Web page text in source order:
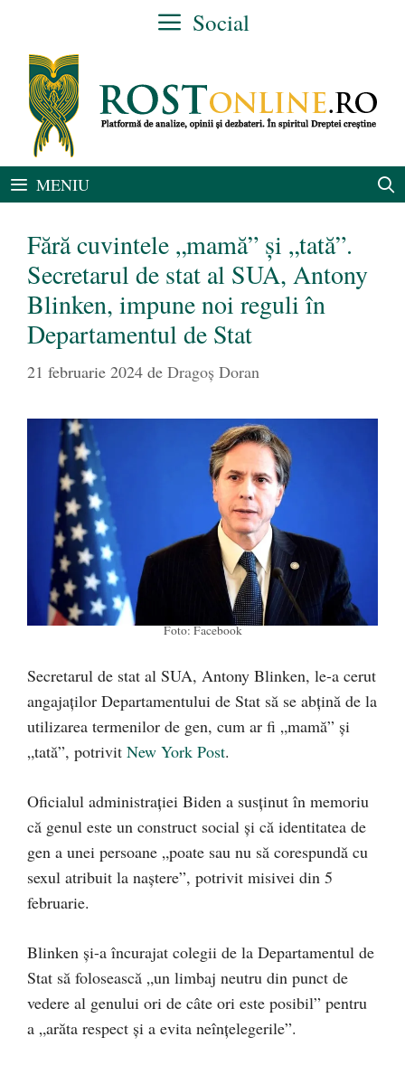
conținut
Social
MENIU
Fără cuvintele „mamă” și „tată”.
Secretarul de stat al SUA, Antony
Blinken, impune noi reguli în
Departamentul de Stat
21 februarie 2024 de Dragoș Doran
Foto: Facebook
Secretarul de stat al SUA, Antony Blinken, le-a cerut
angajaților Departamentului de Stat să se abțină de la
utilizarea termenilor de gen, cum ar fi „mamă” și
„tată”, potrivit New York Post.
Oficialul administrației Biden a susținut în memoriu
că genul este un construct social și că identitatea de
gen a unei persoane „poate sau nu să corespundă cu
sexul atribuit la naștere”, potrivit misivei din 5
februarie.
Blinken și-a încurajat colegii de la Departamentul de
Stat să folosească „un limbaj neutru din punct de
vedere al genului ori de câte ori este posibil” pentru
a „arăta respect și a evita neînțelegerile”.